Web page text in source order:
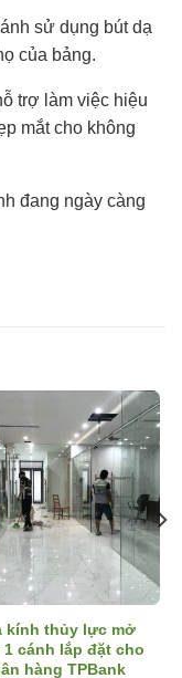
sử dụng bút dạ
của bảng.
trợ làm việc hiệu
mắt cho không
đang ngày càng
kính thủy lực mở
1 cánh lắp đặt cho
hàng TPBank